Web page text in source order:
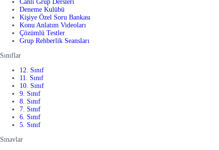
Canlı Grup Dersleri
Deneme Kulübü
Kişiye Özel Soru Bankası
Konu Anlatım Videoları
Çözümlü Testler
Grup Rehberlik Seansları
Sınıflar
12. Sınıf
11. Sınıf
10. Sınıf
9. Sınıf
8. Sınıf
7. Sınıf
6. Sınıf
5. Sınıf
Sınavlar